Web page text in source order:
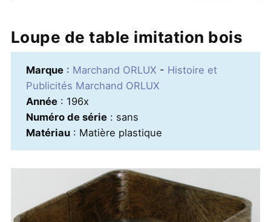
Loupe de table imitation bois
Marque: Marchand ORLUX - Histoire et
Publicités Marchand ORLUX
Année: 196x
Numéro de série: sans
Matériau: Matière plastique